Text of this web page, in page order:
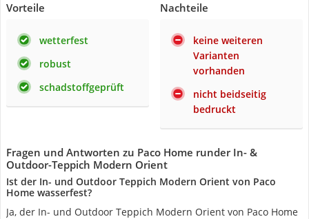
Vorteile
wetterfest
robust
schadstoffgeprüft
Nachteile
keine weiteren
Varianten
vorhanden
nicht beidseitig
bedruckt
Fragen und Antworten zu Paco Home runder In- &
Outdoor-Teppich Modern Orient
Ist der In- und Outdoor Teppich Modern Orient von Paco
Home wasserfest?
Ja, der In- und Outdoor Teppich Modern Orient von Paco Home